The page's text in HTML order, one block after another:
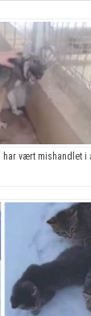
har vært mishandlet i